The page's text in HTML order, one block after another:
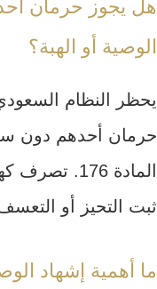
هل يجوز حرمان أحد
الوصية أو الهبة؟
يحظر النظام السعودي
حرمان أحدهم دون
المادة 176.
ثبت التحيز أو
ما أهمية إشهاد